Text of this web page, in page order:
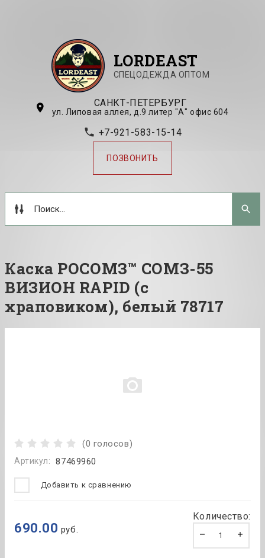
LORDEAST
СПЕЦОДЕЖДА ОПТОМ
САНКТ-ПЕТЕРБУРГ
ул. Липовая аллея, д.9 литер "А" офис 604
+7-921-583-15-14
ПОЗВОНИТЬ
Каска РОСОМЗ™ СОМЗ-55
ВИЗИОН RAPID (с
храповиком), белый 78717
(0 голосов)
Артикул: 87469960
Добавить к сравнению
690.00 руб.
Количество: